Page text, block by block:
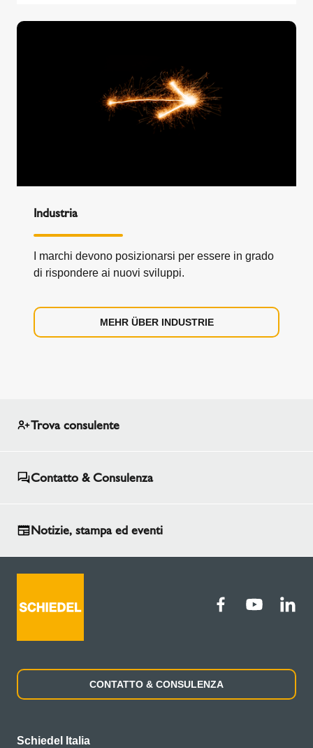
Industria
I marchi devono posizionarsi per essere in grado
di rispondere ai nuovi sviluppi.
MEHR ÜBER INDUSTRIE
Trova consulente
Contatto & Consulenza
Notizie, stampa ed eventi
CONTATTO & CONSULENZA
Schiedel Italia